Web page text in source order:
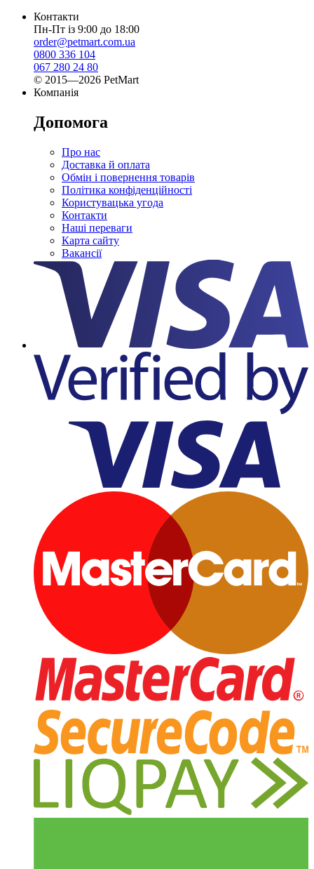
Контакти
Пн-Пт із 9:00 до 18:00
order@petmart.com.ua
0800 336 104
067 280 24 80
© 2015—2026 PetMart
Компанія
Допомога
Про нас
Доставка й оплата
Обмін і повернення товарів
Політика конфіденційності
Користувацька угода
Контакти
Наші переваги
Карта сайту
Вакансії